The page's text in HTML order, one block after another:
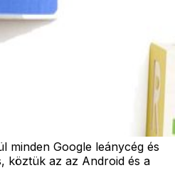
minden Google leánycég és
köztük az az Android és a